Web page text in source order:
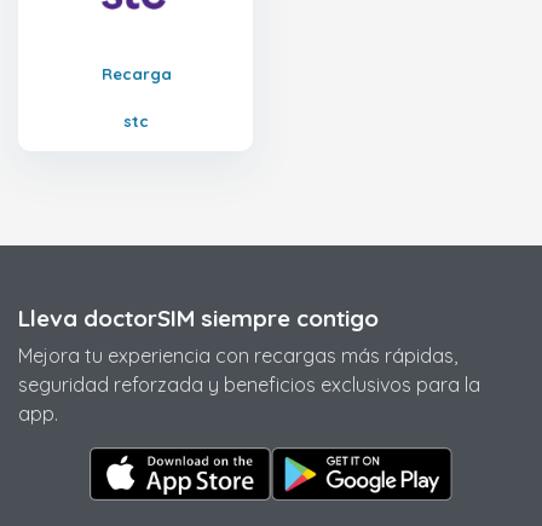
Recarga
stc
Lleva doctorSIM siempre contigo
Mejora tu experiencia con recargas más rápidas,
seguridad reforzada y beneficios exclusivos para la
app.